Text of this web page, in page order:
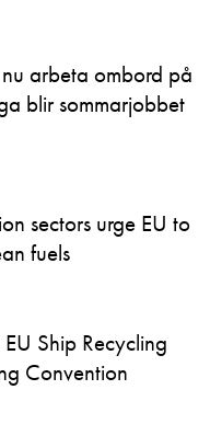
arbeta ombord på
blir sommarjobbet
sectors urge EU to
fuels
Ship Recycling
Convention